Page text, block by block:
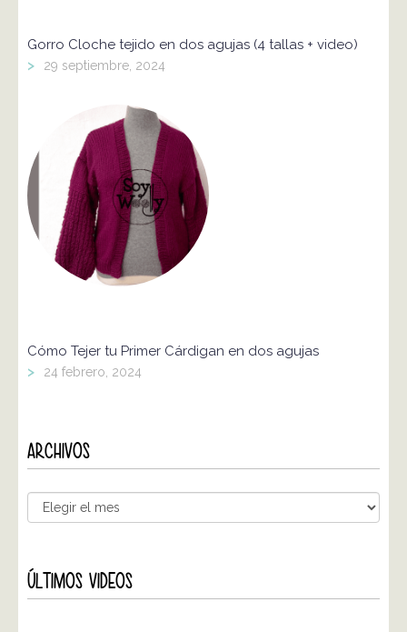
Gorro Cloche tejido en dos agujas (4 tallas + video)
> 29 septiembre, 2024
Cómo Tejer tu Primer Cárdigan en dos agujas
> 24 febrero, 2024
ARCHIVOS
ÚLTIMOS VIDEOS